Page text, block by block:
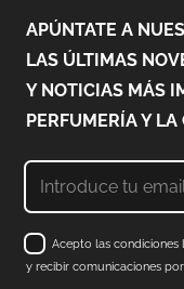
APÚNTATE A
LAS ÚLTIMAS
Y NOTICIAS MÁS
PERFUMERÍA Y
Acepto las
y recibir comunicaciones